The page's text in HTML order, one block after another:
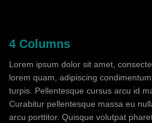
4 Columns
Lorem ipsum dolor sit amet,
lorem quam, adipiscing
turpis. Pellentesque cursus arcu id
Curabitur pellentesque massa eu
arcu porttitor. Quisque volutpat